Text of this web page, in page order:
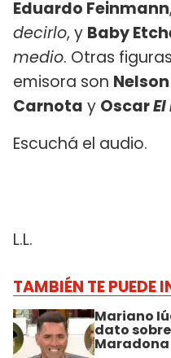
Eduardo Feinmann
decirlo, y Baby
medio. Otras
emisora son
Carnota y Oscar
Escuchá el audio.
L.L.
TAMBIÉN TE PUEDE
Mariano
dato
Maradona